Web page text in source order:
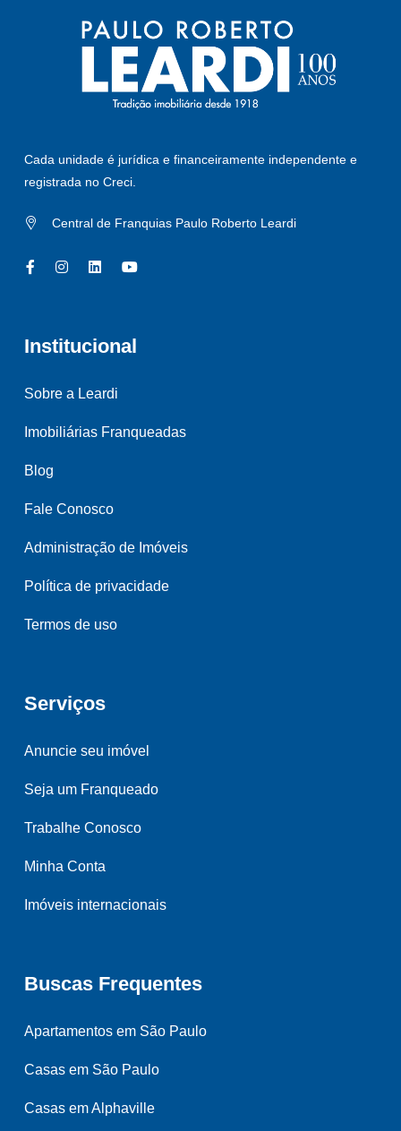
Cada unidade é jurídica e financeiramente independente e
registrada no Creci.
Central de Franquias Paulo Roberto Leardi
Institucional
Sobre a Leardi
Imobiliárias Franqueadas
Blog
Fale Conosco
Administração de Imóveis
Política de privacidade
Termos de uso
Serviços
Anuncie seu imóvel
Seja um Franqueado
Trabalhe Conosco
Minha Conta
Imóveis internacionais
Buscas Frequentes
Apartamentos em São Paulo
Casas em São Paulo
Casas em Alphaville